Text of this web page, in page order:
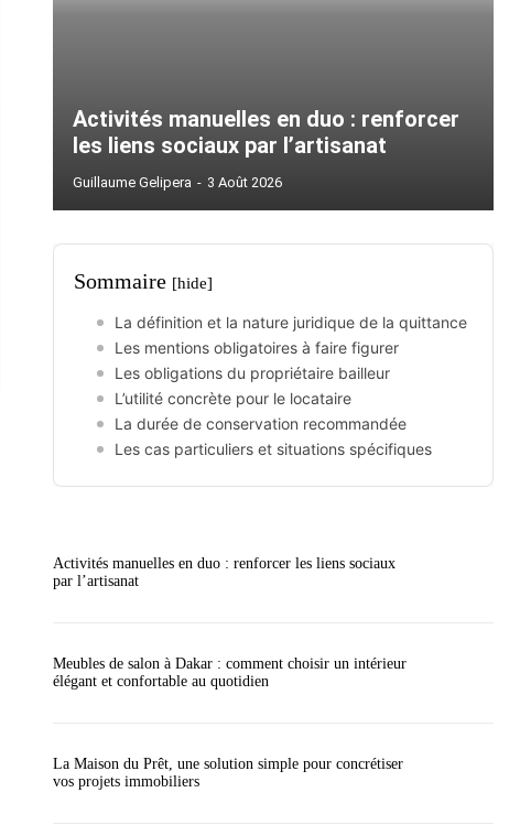
Activités manuelles en duo : renforcer
les liens sociaux par l’artisanat
Guillaume Gelipera - 3 Août 2026
Sommaire [hide]
La définition et la nature juridique de la quittance
Les mentions obligatoires à faire figurer
Les obligations du propriétaire bailleur
L’utilité concrète pour le locataire
La durée de conservation recommandée
Les cas particuliers et situations spécifiques
Activités manuelles en duo : renforcer les liens sociaux
par l’artisanat
Meubles de salon à Dakar : comment choisir un intérieur
élégant et confortable au quotidien
La Maison du Prêt, une solution simple pour concrétiser
vos projets immobiliers